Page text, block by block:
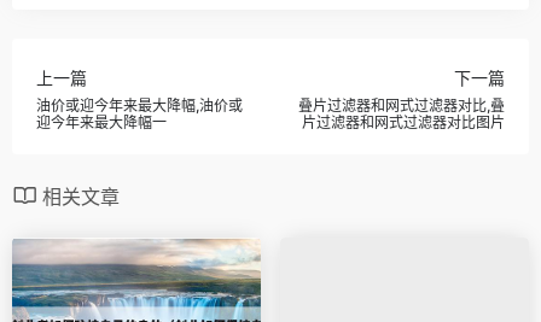
上一篇
油价或迎今年来最大降幅,油价或
迎今年来最大降幅一
下一篇
叠片过滤器和网式过滤器对比,叠
片过滤器和网式过滤器对比图片
相关文章